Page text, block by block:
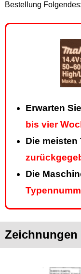
Bestellung Folgendes:
Erwarten
bis vier
Die meisten
Die
Zeichnungen